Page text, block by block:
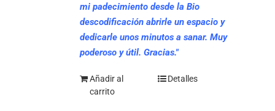
mi padecimiento desde la Bio
descodificación abrirle un espacio y
dedicarle unos minutos a sanar. Muy
poderoso y útil. Gracias."
Añadir al
carrito
Detalles